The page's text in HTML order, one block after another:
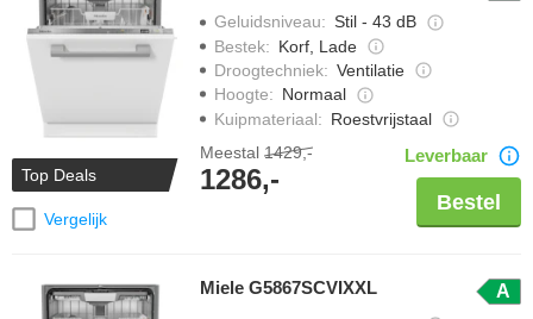
Top Deals
Vergelijk
Geluidsniveau: Stil - 43 dB
Bestek: Korf, Lade
Droogtechniek: Ventilatie
Hoogte: Normaal
Kuipmateriaal: Roestvrijstaal
Meestal 1429,-
1286,-
Leverbaar
Bestel
Miele G5867SCVIXXL A